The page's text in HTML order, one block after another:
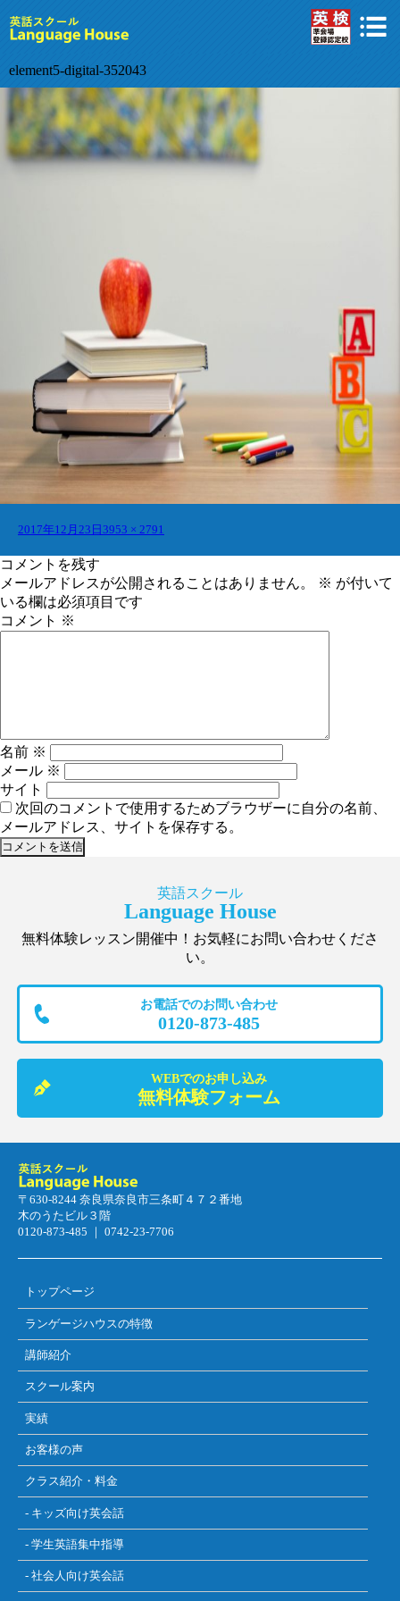
element5-digital-352043
投
日:
2017年12月23日 フ
イ
ズ
3953 × 2791
コメントを残す
メールアドレスが公開されることはありません。
※ が付いて
いる欄は必須項目です
コメント ※
名前 ※
メール ※
サイト
次回のコメントで使用するためブラウザーに自分の名前、
メールアドレス、サイトを保存する。
英語スクール
Language House
無料体験レッスン開催中！お気軽にお問い合わせくださ
い。
お電話でのお問い合わせ
0120-873-485
WEBでのお申し込み
無料体験フォーム
〒630-8244 奈良県奈良市三条町４７２番地
木のうたビル３階
0120-873-485 ｜ 0742-23-7706
トップページ
ランゲージハウスの特徴
講師紹介
スクール案内
実績
お客様の声
クラス紹介・料金
- キッズ向け英会話
- 学生英語集中指導
- 社会人向け英会話